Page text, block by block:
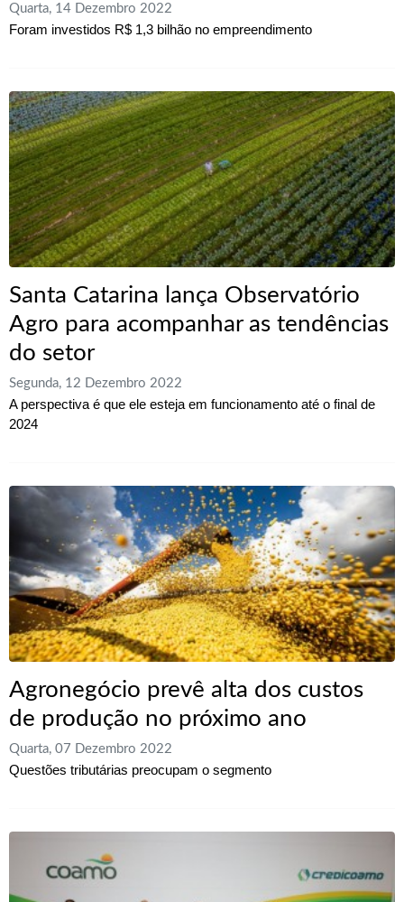
Quarta, 14 Dezembro 2022
Foram investidos R$ 1,3 bilhão no empreendimento
Santa Catarina lança Observatório
Agro para acompanhar as tendências
do setor
Segunda, 12 Dezembro 2022
A perspectiva é que ele esteja em funcionamento até o final de
2024
Agronegócio prevê alta dos custos
de produção no próximo ano
Quarta, 07 Dezembro 2022
Questões tributárias preocupam o segmento